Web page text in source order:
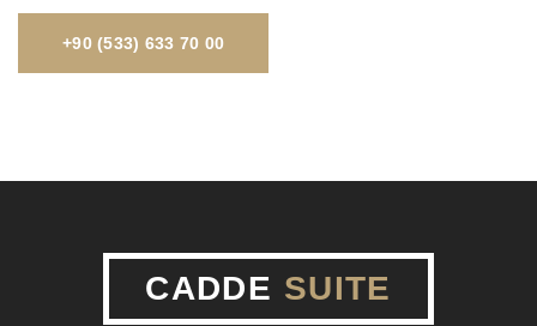
+90 (533) 633 70 00
CADDE SUITE